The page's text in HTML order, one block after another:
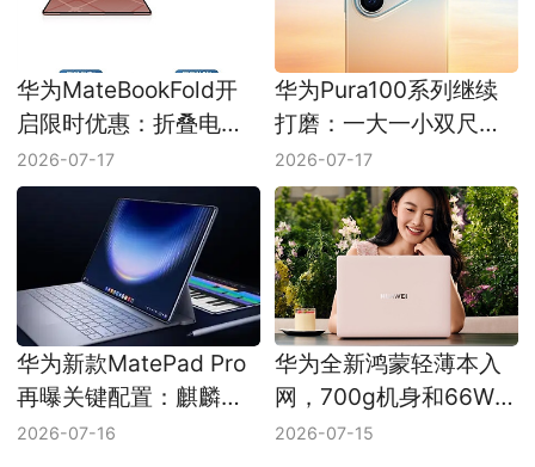
华为MateBookFold开
启限时优惠：折叠电脑
最高直降2500元
2026-07-17
华为Pura100系列继续
打磨：一大一小双尺寸
方案曝光
2026-07-17
华为新款MatePad Pro
再曝关键配置：麒麟
T93系芯片配卫星通信
2026-07-16
华为全新鸿蒙轻薄本入
网，700g机身和66W供
电成看点
2026-07-15